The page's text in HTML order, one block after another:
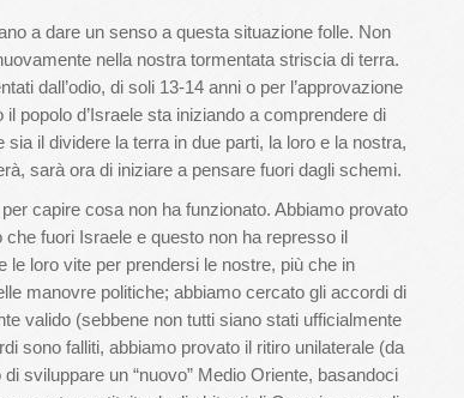
a dare un senso a questa situazione folle. Non
nella nostra tormentata striscia di terra.
dall’odio, di soli 13-14 anni o per l’approvazione
popolo d’Israele sta iniziando a comprendere di
il dividere la terra in due parti, la loro e la nostra,
sarà ora di iniziare a pensare fuori dagli schemi.
capire cosa non ha funzionato. Abbiamo provato
fuori Israele e questo non ha represso il
loro vite per prendersi le nostre, più che in
manovre politiche; abbiamo cercato gli accordi di
valido (sebbene non tutti siano stati ufficialmente
sono falliti, abbiamo provato il ritiro unilaterale (da
sviluppare un “nuovo” Medio Oriente, basandoci